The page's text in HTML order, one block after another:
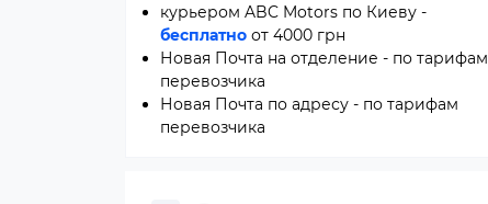
курьером ABC Motors по Киеву -
бесплатно от 4000 грн
Новая Почта на отделение - по тарифам
перевозчика
Новая Почта по адресу - по тарифам
перевозчика